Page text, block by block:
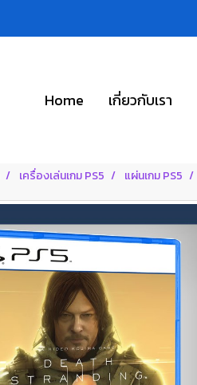
Home เกี่ยวกับเรา
เครื่องเล่นเกม PS5 แผ่นเกม PS5